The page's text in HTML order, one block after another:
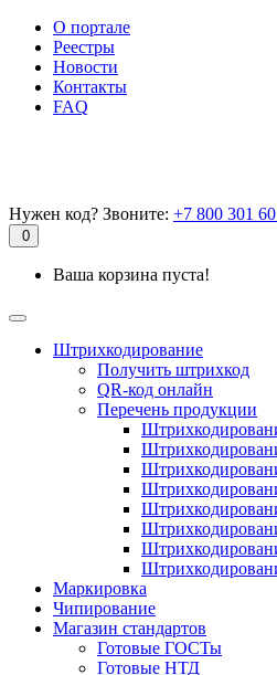
О портале
Реестры
Новости
Контакты
FAQ
Нужен код? Звоните: +7 800 301
0
Ваша корзина пуста!
Штрихкодирование
Получить штрихкод
QR-код онлайн
Перечень продукции
Маркировка
Чипирование
Магазин стандартов
Готовые ГОСТы
Готовые НТД